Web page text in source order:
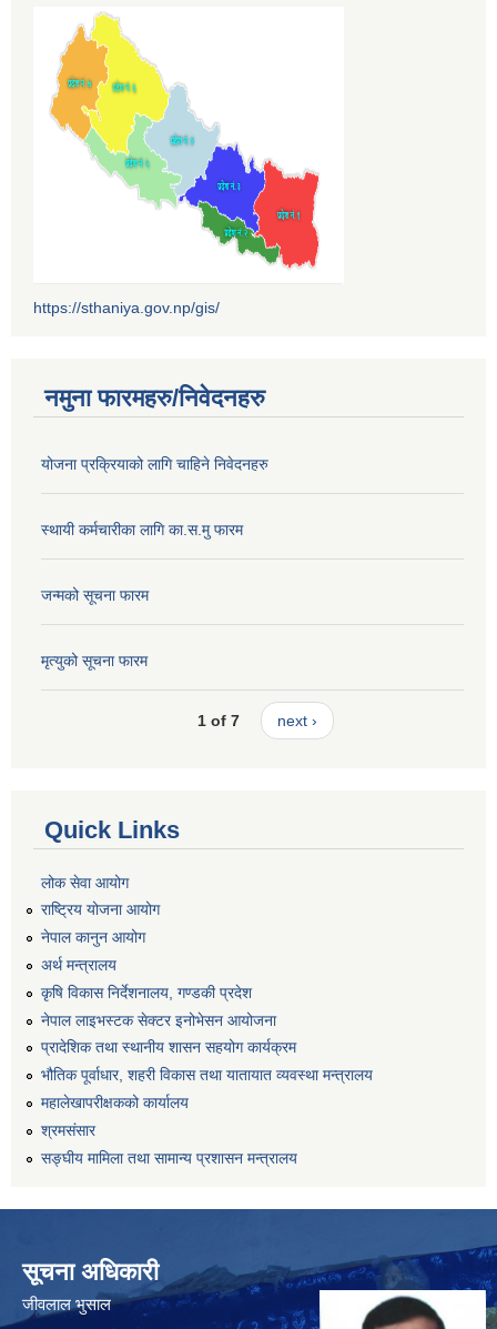
https://sthaniya.gov.np/gis/
नमुना फारमहरु/निवेदनहरु
योजना प्रक्रियाको लागि चाहिने निवेदनहरु
स्थायी कर्मचारीका लागि का.स.मु फारम
जन्मको सूचना फारम
मृत्युको सूचना फारम
1 of 7 next ›
Quick Links
लोक सेवा आयोग
राष्ट्रिय योजना आयोग
नेपाल कानुन आयोग
अर्थ मन्त्रालय
कृषि विकास निर्देशनालय, गण्डकी प्रदेश
नेपाल लाइभस्टक सेक्टर इनोभेसन आयोजना
प्रादेशिक तथा स्थानीय शासन सहयोग कार्यक्रम
भौतिक पूर्वाधार, शहरी विकास तथा यातायात व्यवस्था मन्त्रालय
महालेखापरीक्षकको कार्यालय
श्रमसंसार
सङ्घीय मामिला तथा सामान्य प्रशासन मन्त्रालय
सूचना अधिकारी
जीवलाल भुसाल